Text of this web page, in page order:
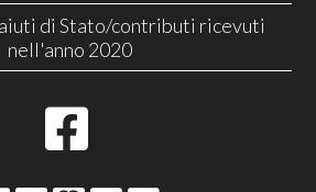
di Stato/contributi ricevuti
nell'anno 2020